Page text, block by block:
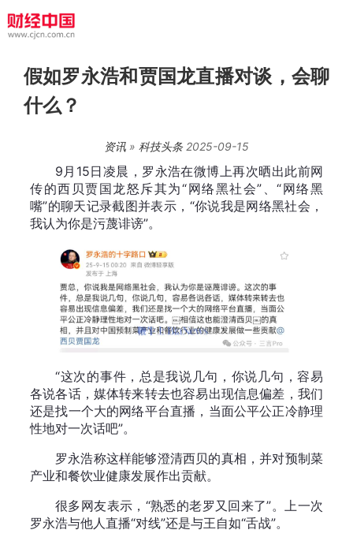
假如罗永浩和贾国龙直播对谈，会聊
什么？
资讯 » 科技头条2025-09-15
9月15日凌晨，罗永浩在微博上再次晒出此前网
传的西贝贾国龙怒斥其为“网络黑社会”、“网络黑
嘴”的聊天记录截图并表示，“你说我是网络黑社会，
我认为你是污蔑诽谤”。
“这次的事件，总是我说几句，你说几句，容易
各说各话，媒体转来转去也容易出现信息偏差，我们
还是找一个大的网络平台直播，当面公平公正冷静理
性地对一次话吧”。
罗永浩称这样能够澄清西贝的真相，并对预制菜
产业和餐饮业健康发展作出贡献。
很多网友表示，“熟悉的老罗又回来了”。上一次
罗永浩与他人直播“对线”还是与王自如“舌战”。